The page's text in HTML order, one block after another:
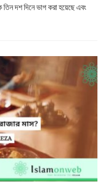
দশ দিনে ভাগ করা হয়েছে এবং